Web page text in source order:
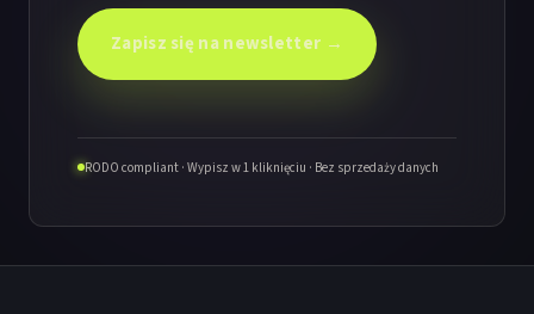
Zapisz się na newsletter →
RODO compliant · Wypisz w 1 kliknięciu · Bez sprzedaży danych